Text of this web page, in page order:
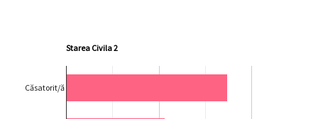
Starea Civila 2
Căsatorit/ă